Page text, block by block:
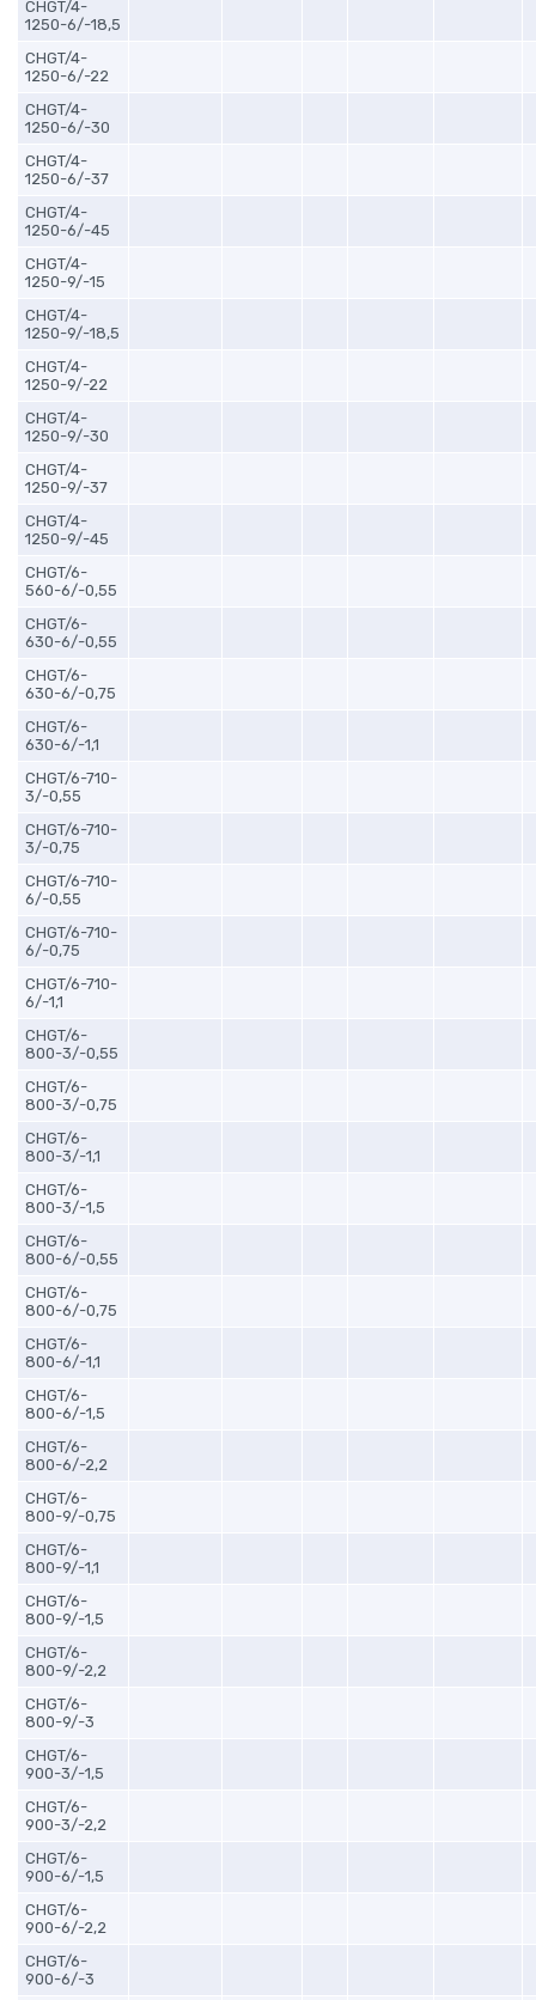
CHGT/4-
1250-6/-18,5
CHGT/4-
1250-6/-22
CHGT/4-
1250-6/-30
CHGT/4-
1250-6/-37
CHGT/4-
1250-6/-45
CHGT/4-
1250-9/-15
CHGT/4-
1250-9/-18,5
CHGT/4-
1250-9/-22
CHGT/4-
1250-9/-30
CHGT/4-
1250-9/-37
CHGT/4-
1250-9/-45
CHGT/6-
560-6/-0,55
CHGT/6-
630-6/-0,55
CHGT/6-
630-6/-0,75
CHGT/6-
630-6/-1,1
CHGT/6-710-
3/-0,55
CHGT/6-710-
3/-0,75
CHGT/6-710-
6/-0,55
CHGT/6-710-
6/-0,75
CHGT/6-710-
6/-1,1
CHGT/6-
800-3/-0,55
CHGT/6-
800-3/-0,75
CHGT/6-
800-3/-1,1
CHGT/6-
800-3/-1,5
CHGT/6-
800-6/-0,55
CHGT/6-
800-6/-0,75
CHGT/6-
800-6/-1,1
CHGT/6-
800-6/-1,5
CHGT/6-
800-6/-2,2
CHGT/6-
800-9/-0,75
CHGT/6-
800-9/-1,1
CHGT/6-
800-9/-1,5
CHGT/6-
800-9/-2,2
CHGT/6-
800-9/-3
CHGT/6-
900-3/-1,5
CHGT/6-
900-3/-2,2
CHGT/6-
900-6/-1,5
CHGT/6-
900-6/-2,2
CHGT/6-
900-6/-3